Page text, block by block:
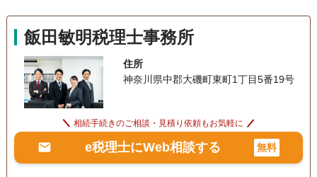
飯田敏明税理士事務所
住所
神奈川県中郡大磯町東町1丁目5番19号
相続手続きのご相談・見積り依頼もお気軽に
e税理士にWeb相談する 無料